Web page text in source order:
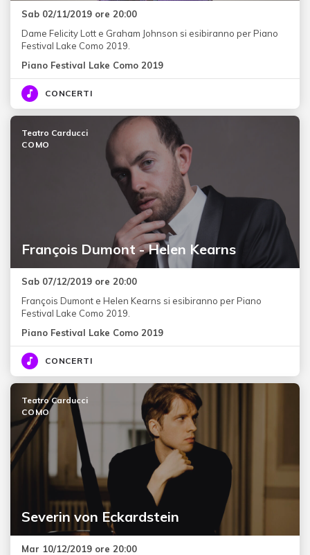
Sab 02/11/2019 ore 20:00
Dame Felicity Lott e Graham Johnson si esibiranno per Piano
Festival Lake Como 2019.
Piano Festival Lake Como 2019
CONCERTI
François Dumont - Helen Kearns
Teatro Carducci
COMO
Sab 07/12/2019 ore 20:00
François Dumont e Helen Kearns si esibiranno per Piano
Festival Lake Como 2019.
Piano Festival Lake Como 2019
CONCERTI
Severin von Eckardstein
Teatro Carducci
COMO
Mar 10/12/2019 ore 20:00